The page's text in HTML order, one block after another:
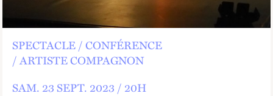
SPECTACLE
CONFÉRENCE
ARTISTE COMPAGNON
SAM. 23 SEPT. 2023 / 20H